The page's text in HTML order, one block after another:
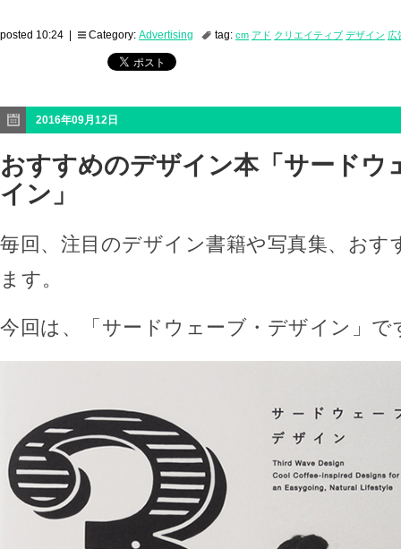
posted 10:24 | Category: Advertising tag: cm アド クリエイティブ デザイン 広
2016年09月12日
おすすめのデザイン本「サードウ
イン」
毎回、注目のデザイン書籍や写真集、おす
ます。
今回は、「サードウェーブ・デザイン」で